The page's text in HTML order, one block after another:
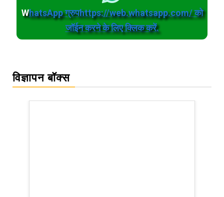
WhatsApp ग्रुपhttps://web.whatsapp.com/ को
जॉईन करने के लिए क्लिक करें.
विज्ञापन बॉक्स